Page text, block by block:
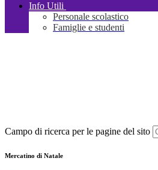
Info Utili
Personale scolastico
Famiglie e studenti
Campo di ricerca per le pagine del sito
Mercatino di Natale